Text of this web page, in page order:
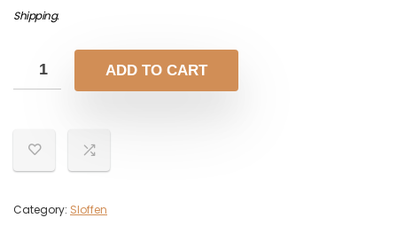
Shipping.
ADD TO CART
Category: Sloffen